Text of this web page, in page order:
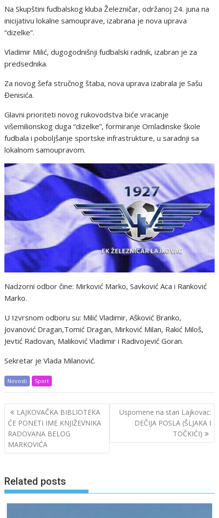
Na Skupštini fudbalskog kluba Železničar, održanoj 24. juna na
inicijativu lokalne samouprave, izabrana je nova uprava
“dizelke”.
Vladimir Milić, dugogodnišnji fudbalski radnik, izabran je za
predsednika.
Za novog šefa stručnog štaba, nova uprava izabrala je Sašu
Đenisića.
Glavni prioriteti novog rukovodstva biće vracanje
višemilionskog duga “dizelke”, formiranje Omladinske škole
fudbala i poboljšanje sportske infrastrukture, u saradnji sa
lokalnom samoupravom.
Nadzorni odbor čine: Mirković Marko, Savković Aca i Ranković
Marko.
U Izvrsnom odboru su: Milić Vladimir, Ašković Branko,
Jovanović Dragan,Tomić Dragan, Mirković Milan, Rakić Miloš,
Jevtić Radovan, Maliković Vladimir i Radivojević Goran.
Sekretar je Vlada Milanović.
Novosti Sport
Post
navigation
LAJKOVAČKA BIBLIOTEKA
ĆE PONETI IME KNJIŽEVNIKA
RADOVANA BELOG
MARKOVIĆA
Uspomene na stari Lajkovac:
DEČIJA POSLA (ŠLJAKA I
TOČKIĆI)
Related posts